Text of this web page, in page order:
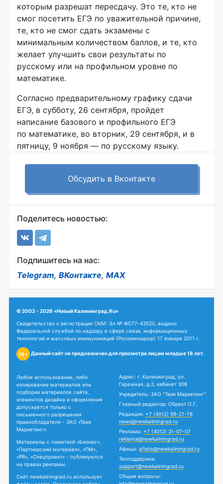
которым разрешат пересдачу. Это те, кто не
смог посетить ЕГЭ по уважительной причине,
те, кто не смог сдать экзамены с
минимальным количеством баллов, и те, кто
желает улучшить свои результаты по
русскому или на профильном уровне по
математике.
Согласно предварительному графику сдачи
ЕГЭ, в субботу, 26 сентября, пройдет
написание базового и профильного ЕГЭ
по математике, во вторник, 29 сентября, и в
пятницу, 9 ноября — по русскому языку.
Обсудить в Вконтакте
Поделитесь новостью:
Подпишитесь на нас:
Telegram, ВКонтакте, MAX
© 2003 - 2026 «Новый Калининград.Ru»
Свидетельство о регистрации СМИ: Эл № ФС77-43520, выдано
Федеральной службой по надзору в сфере связи, информационных
технологий и массовых коммуникаций (Роскомнадзор) 17 января 2011 г.
18+ Данный сайт не предназначен для просмотра лицам младше 18 лет.
Любое использование, либо
копирование материалов или
подборки материалов сайта,
элементов дизайна и оформления
допускается только с
письменного разрешения
правообладателя - ЗАО «Твик
Маркетинг».
Материалы с пометкой «Бизнес»,
«Партнерский материал», «ПМ»,
«PR», «Спецпроект» - публикуются
на правах рекламы.
Сайт newkaliningrad.ru использует
Адрес: г. Калининград, ул.
Гаражная, д.2, кабинет 308
Учредитель: ЗАО "Твик Маркетинг"
Главный редактор: Обрехт О.Г.
Редакция: +7 (4012) 99-21-76
news@newkaliningrad.ru
Реклама: +7 (4012) 31-07-07
reklama@newkaliningrad.ru
Афиша: afisha@newkaliningrad.ru
Техподдержка:
support@newkaliningrad.ru
Общие вопросы: